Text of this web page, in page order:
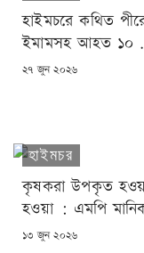
হাইমচরে কথিত
ইমামসহ আহত ১০
POSTED
২৭ জুন ২০২৬
হাইমচর
কৃষকরা উপকৃত
হওয়া : এমপি
POSTED
১৩ জুন ২০২৬